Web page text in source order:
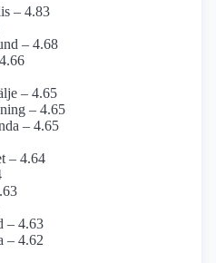
– 4.83
– 4.68
– 4.65
– 4.65
– 4.65
– 4.64
– 4.63
– 4.62